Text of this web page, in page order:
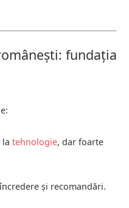
fundația
tehnologie, dar foarte
și recomandări.